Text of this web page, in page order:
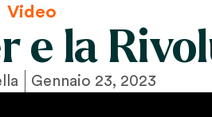
Video
e la
Gennaio 23, 2023